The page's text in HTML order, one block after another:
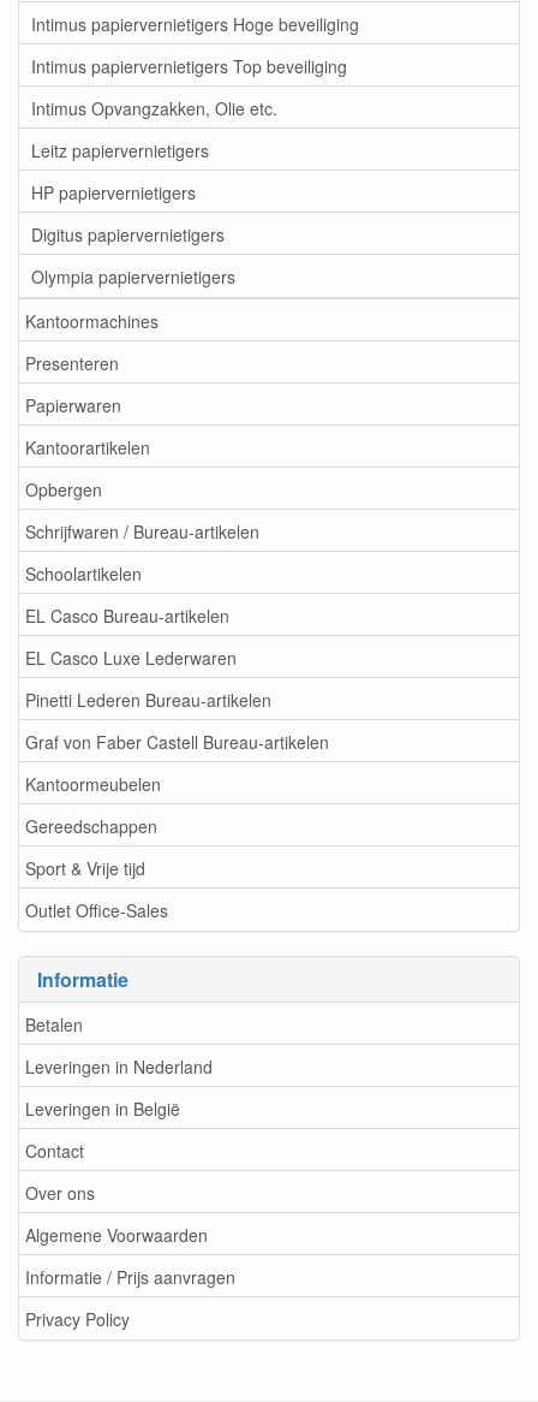
Intimus papiervernietigers Hoge beveiliging
Intimus papiervernietigers Top beveiliging
Intimus Opvangzakken, Olie etc.
Leitz papiervernietigers
HP papiervernietigers
Digitus papiervernietigers
Olympia papiervernietigers
Kantoormachines
Presenteren
Papierwaren
Kantoorartikelen
Opbergen
Schrijfwaren / Bureau-artikelen
Schoolartikelen
EL Casco Bureau-artikelen
EL Casco Luxe Lederwaren
Pinetti Lederen Bureau-artikelen
Graf von Faber Castell Bureau-artikelen
Kantoormeubelen
Gereedschappen
Sport & Vrije tijd
Outlet Office-Sales
Informatie
Betalen
Leveringen in Nederland
Leveringen in België
Contact
Over ons
Algemene Voorwaarden
Informatie / Prijs aanvragen
Privacy Policy